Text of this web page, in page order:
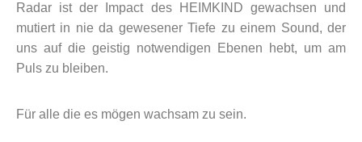
Radar ist der Impact des HEIMKIND gewachsen und
mutiert in nie da gewesener Tiefe zu einem Sound, der
uns auf die geistig notwendigen Ebenen hebt, um am
Puls zu bleiben.
Für alle die es mögen wachsam zu sein.